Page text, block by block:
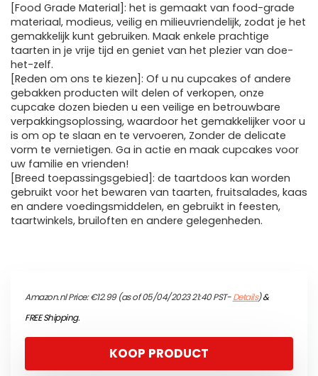
[Food Grade Material]: het is gemaakt van food-grade
materiaal, modieus, veilig en milieuvriendelijk, zodat je het
gemakkelijk kunt gebruiken. Maak enkele prachtige
taarten in je vrije tijd en geniet van het plezier van doe-
het-zelf.
[Reden om ons te kiezen]: Of u nu cupcakes of andere
gebakken producten wilt delen of verkopen, onze
cupcake dozen bieden u een veilige en betrouwbare
verpakkingsoplossing, waardoor het gemakkelijker voor u
is om op te slaan en te vervoeren, Zonder de delicate
vorm te vernietigen. Ga in actie en maak cupcakes voor
uw familie en vrienden!
[Breed toepassingsgebied]: de taartdoos kan worden
gebruikt voor het bewaren van taarten, fruitsalades, kaas
en andere voedingsmiddelen, en gebruikt in feesten,
taartwinkels, bruiloften en andere gelegenheden.
Amazon.nl Price:€12.99(as of 05/04/2023 21:40 PST-Details)&
FREE Shipping.
KOOP PRODUCT